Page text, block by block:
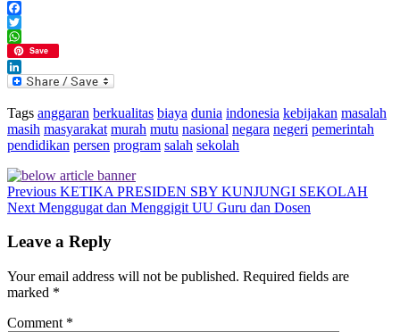
Facebook
Twitter
WhatsApp
Save
LinkedIn
Tags anggaran berkualitas biaya dunia indonesia kebijakan masalah
masih masyarakat murah mutu nasional negara negeri pemerintah
pendidikan persen program salah sekolah
Previous KETIKA PRESIDEN SBY KUNJUNGI SEKOLAH
Next Menggugat dan Menggigit UU Guru dan Dosen
Leave a Reply
Your email address will not be published. Required fields are
marked *
Comment *